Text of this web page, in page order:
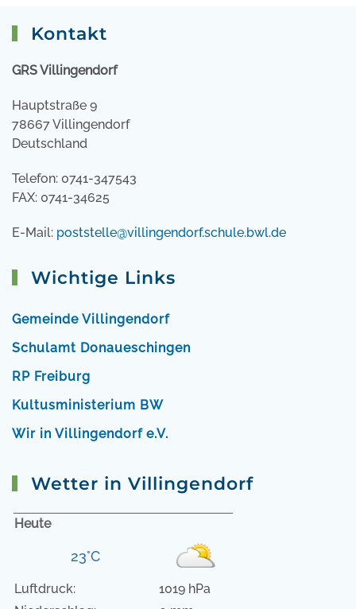
Kontakt
GRS Villingendorf
Hauptstraße 9
78667 Villingendorf
Deutschland
Telefon: 0741-347543
FAX: 0741-34625
E-Mail: poststelle@villingendorf.schule.bwl.de
Wichtige Links
Gemeinde Villingendorf
Schulamt Donaueschingen
RP Freiburg
Kultusministerium BW
Wir in Villingendorf e.V.
Wetter in Villingendorf
Heute
23°C
Luftdruck:
1019 hPa